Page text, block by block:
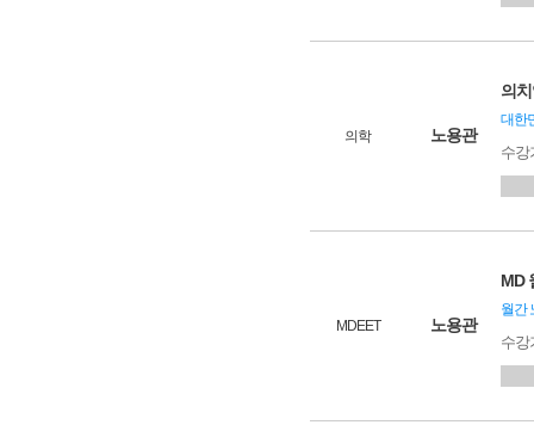
의학 노용관
의
대한
수
MDEET 노용관
MD
월간
수